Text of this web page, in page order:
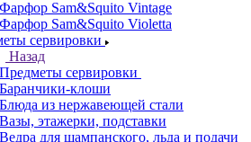
Фарфор Sam&Squito Vintage
Фарфор Sam&Squito Violetta
сервировки
Назад
Предметы сервировки
Баранчики-клоши
Блюда из нержавеющей стали
Вазы, этажерки, подставки
Ведра для шампанского, льда и подачи